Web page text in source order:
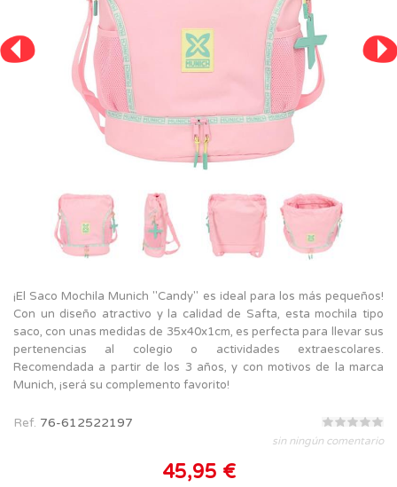
¡El Saco Mochila Munich "Candy" es ideal para los más pequeños!
Con un diseño atractivo y la calidad de Safta, esta mochila tipo
saco, con unas medidas de 35x40x1cm, es perfecta para llevar sus
pertenencias al colegio o actividades extraescolares.
Recomendada a partir de los 3 años, y con motivos de la marca
Munich, ¡será su complemento favorito!
Ref. 76-612522197
sin ningún comentario
45,95 €